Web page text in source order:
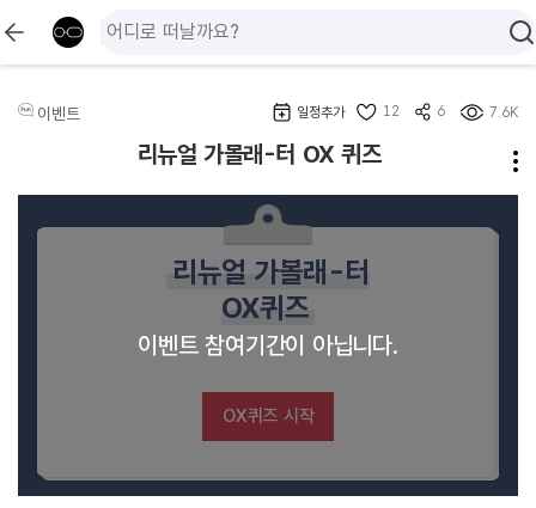
일정추가 12 6 7.6K
이벤트
리뉴얼 가볼래-터 OX 퀴즈
이벤트 참여기간이 아닙니다.
리뉴얼 가볼래-터
OX퀴즈
OX퀴즈 시작